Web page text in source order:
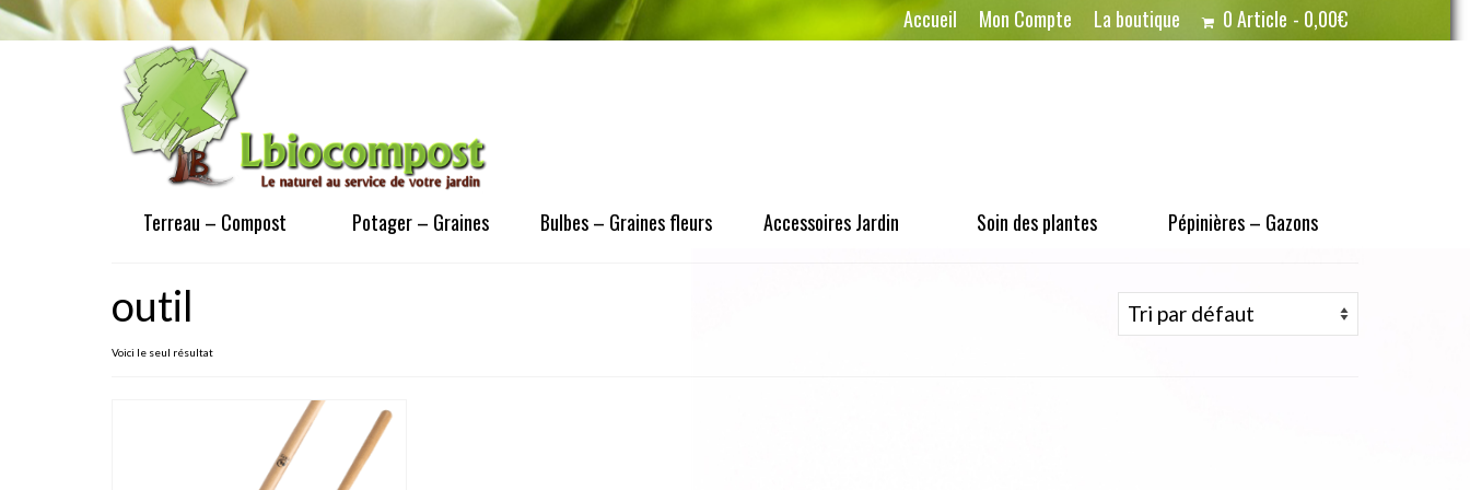
Accueil Mon Compte La boutique 0 Article 0,00€
Terreau – Compost Potager – Graines Bulbes – Graines fleurs Accessoires Jardin Soin des plantes Pépinières – Gazons
outil
Voici le seul résultat